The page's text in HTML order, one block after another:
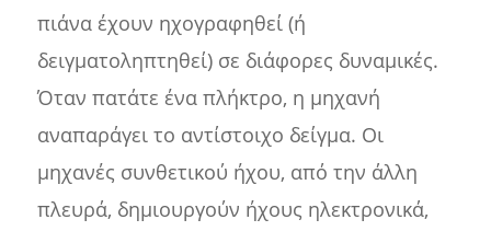
πιάνα έχουν ηχογραφηθεί (ή
δειγματοληπτηθεί) σε διάφορες δυναμικές.
Όταν πατάτε ένα πλήκτρο, η μηχανή
αναπαράγει το αντίστοιχο δείγμα. Οι
μηχανές συνθετικού ήχου, από την άλλη
πλευρά, δημιουργούν ήχους ηλεκτρονικά,